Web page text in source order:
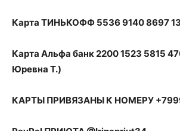
Карта ТИНЬКОФФ 5536 9140 8697
Карта Альфа банк 2200 1523 5815
Юревна Т.)
КАРТЫ ПРИВЯЗАНЫ К НОМЕРУ